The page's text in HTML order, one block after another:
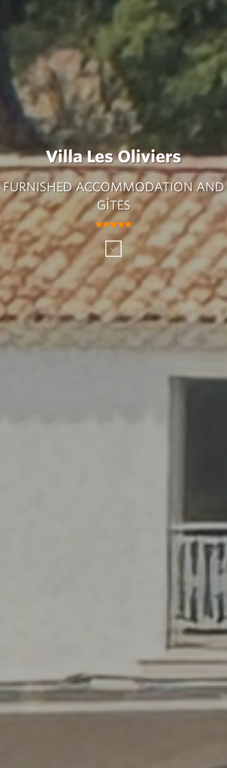
Villa Les Oliviers
FURNISHED ACCOMMODATION AND
GÎTES